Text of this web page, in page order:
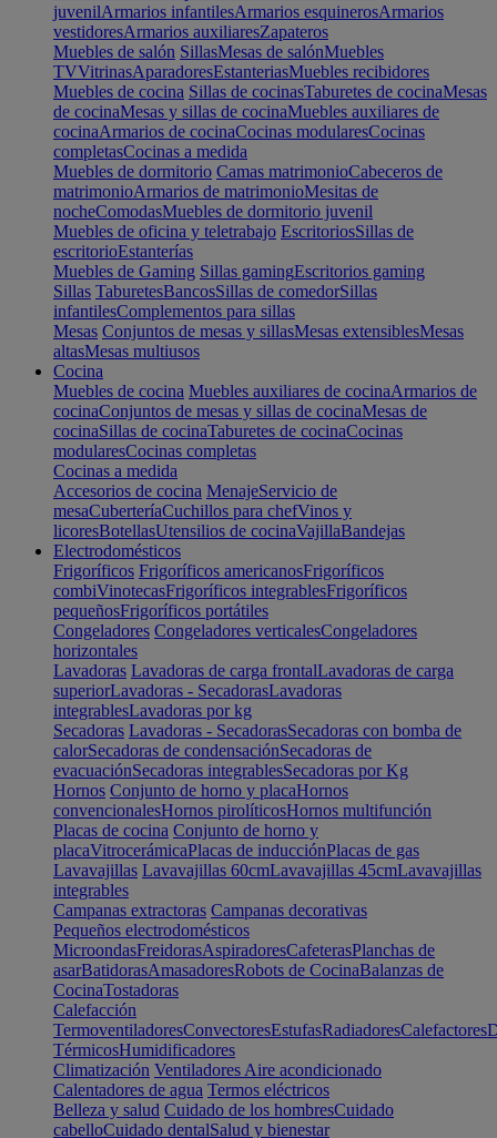
juvenilArmarios infantilesArmarios esquinerosArmarios
vestidoresArmarios auxiliaresZapateros
Muebles de salón SillasMesas de salónMuebles
TVVitrinasAparadoresEstanteriasMuebles recibidores
Muebles de cocina Sillas de cocinasTaburetes de cocinaMesas
de cocinaMesas y sillas de cocinaMuebles auxiliares de
cocinaArmarios de cocinaCocinas modularesCocinas
completasCocinas a medida
Muebles de dormitorio Camas matrimonioCabeceros de
matrimonioArmarios de matrimonioMesitas de
nocheComodasMuebles de dormitorio juvenil
Muebles de oficina y teletrabajo EscritoriosSillas de
escritorioEstanterías
Muebles de Gaming Sillas gamingEscritorios gaming
Sillas TaburetesBancosSillas de comedorSillas
infantilesComplementos para sillas
Mesas Conjuntos de mesas y sillasMesas extensiblesMesas
altasMesas multiusos
Cocina
Muebles de cocina Muebles auxiliares de cocinaArmarios de
cocinaConjuntos de mesas y sillas de cocinaMesas de
cocinaSillas de cocinaTaburetes de cocinaCocinas
modularesCocinas completas
Cocinas a medida
Accesorios de cocina MenajeServicio de
mesaCuberteríaCuchillos para chefVinos y
licoresBotellasUtensilios de cocinaVajillaBandejas
Electrodomésticos
Frigoríficos Frigoríficos americanosFrigoríficos
combiVinotecasFrigoríficos integrablesFrigoríficos
pequeñosFrigoríficos portátiles
Congeladores Congeladores verticalesCongeladores
horizontales
Lavadoras Lavadoras de carga frontalLavadoras de carga
superiorLavadoras - SecadorasLavadoras
integrablesLavadoras por kg
Secadoras Lavadoras - SecadorasSecadoras con bomba de
calorSecadoras de condensaciónSecadoras de
evacuaciónSecadoras integrablesSecadoras por Kg
Hornos Conjunto de horno y placaHornos
convencionalesHornos pirolíticosHornos multifunción
Placas de cocina Conjunto de horno y
placaVitrocerámicaPlacas de inducciónPlacas de gas
Lavavajillas Lavavajillas 60cmLavavajillas 45cmLavavajillas
integrables
Campanas extractoras Campanas decorativas
Pequeños electrodomésticos
MicroondasFreidorasAspiradoresCafeterasPlanchas de
asarBatidorasAmasadoresRobots de CocinaBalanzas de
CocinaTostadoras
Calefacción
TermoventiladoresConvectoresEstufasRadiadoresCalefactores
TérmicosHumidificadores
Climatización Ventiladores Aire acondicionado
Calentadores de agua Termos eléctricos
Belleza y salud Cuidado de los hombresCuidado
cabelloCuidado dentalSalud y bienestar